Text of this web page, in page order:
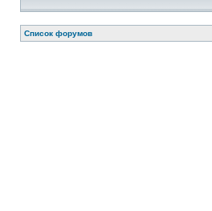
Список форумов